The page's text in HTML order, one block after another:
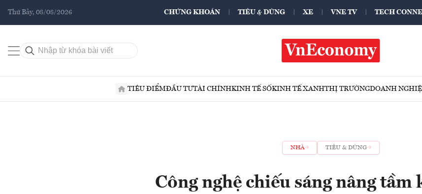
Thứ Bảy, 08/08/2026 CHỨNG KHOÁN TIÊU & DÙNG XE VNE TV TECH
TIÊU ĐIỂMĐẦU TƯTÀI CHÍNHKINH TẾ SỐKINH TẾ XANHTHỊ TRƯỜNGDOANH
NHÀ TIÊU & DÙNG
Công nghệ chiếu sáng nâng tầm